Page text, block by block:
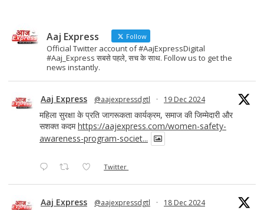
Aaj Express Follow
Official Twitter account of #AajExpressDigital
#Aaj_Express सबसे पहले, सच के साथ. Follow us to get the
news instantly.
Aaj Express @aajexpressdgtl · 19 Dec 2024
महिला सुरक्षा के प्रति जागरूकता कार्यक्रम, समाज की जिम्मेदारी और
सशक्त कदमhttps://aajexpress.com/women-safety-
awareness-program-societ...
Twitter
Aaj Express @aajexpressdgtl · 18 Dec 2024